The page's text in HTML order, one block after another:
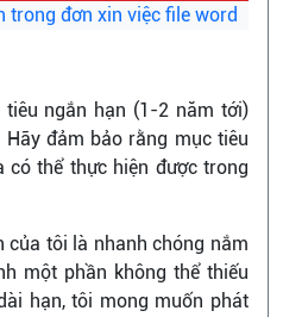
trong đơn xin việc file word
ngắn hạn (1-2 năm tới)
đảm bảo rằng mục tiêu
có thể thực hiện được trong
của tôi là nhanh chóng nắm
một phần không thể thiếu
hạn, tôi mong muốn phát